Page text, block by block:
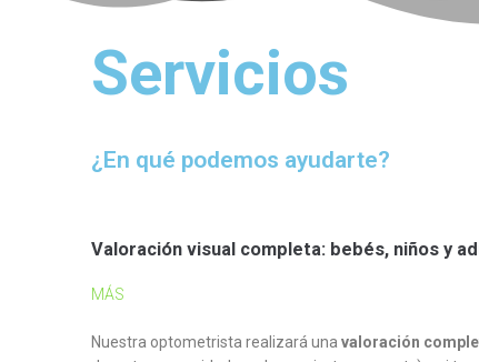
Servicios
¿En qué podemos ayudarte?
Valoración visual completa: bebés, niños y
MÁS
Nuestra optometrista realizará una valoración